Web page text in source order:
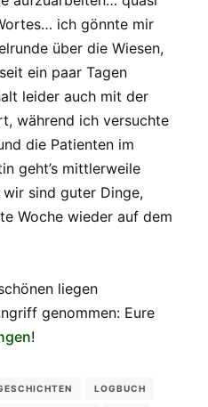
ich gönnte mir
über die Wiesen,
ein paar Tagen
leider auch mit der
während ich versuchte
die Patienten im
geht’s mittlerweile
sind guter Dinge,
Woche wieder auf dem
liegen
genommen: Eure
!
LOGBUCH